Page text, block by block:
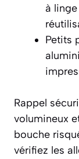
à
Petits
Rappel
volumineux
bouche
vérifiez les